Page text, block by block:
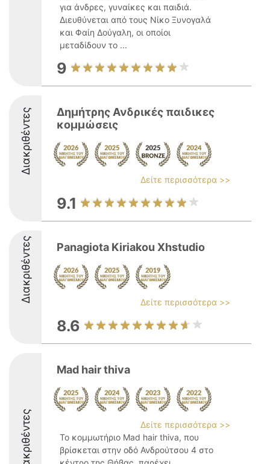
για άνδρες, γυναίκες και παιδιά.
Διευθύνεται από τους Νίκο Ξυνογαλά
και Φαίη Δούγαλη, οι οποίοι
μεταδίδουν το ...
9
Διακριθέντες
Δημήτρης Ανδρικές παιδικες
κομμώσεις
Δείτε περισσότερα >>
9.1
Διακριθέντες Panagiota Kiriakou Xhstudio
Δείτε περισσότερα >>
8.6
Διακριθέντες
Mad hair thiva
Δείτε περισσότερα >>
Το κομμωτήριο Mad hair thiva, που
βρίσκεται στην οδό Ανδρούτσου 4 στο